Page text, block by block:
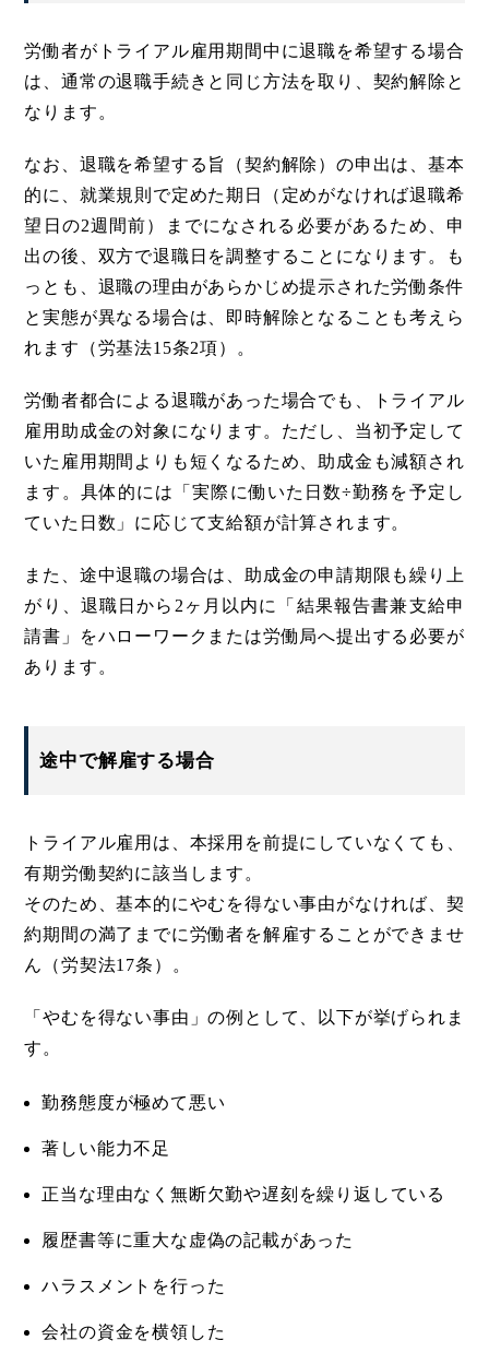
労働者がトライアル雇用期間中に退職を希望する場合
は、通常の退職手続きと同じ方法を取り、契約解除と
なります。
なお、退職を希望する旨（契約解除）の申出は、基本
的に、就業規則で定めた期日（定めがなければ退職希
望日の2週間前）までになされる必要があるため、申
出の後、双方で退職日を調整することになります。も
っとも、退職の理由があらかじめ提示された労働条件
と実態が異なる場合は、即時解除となることも考えら
れます（労基法15条2項）。
労働者都合による退職があった場合でも、トライアル
雇用助成金の対象になります。ただし、当初予定して
いた雇用期間よりも短くなるため、助成金も減額され
ます。具体的には「実際に働いた日数÷勤務を予定し
ていた日数」に応じて支給額が計算されます。
また、途中退職の場合は、助成金の申請期限も繰り上
がり、退職日から2ヶ月以内に「結果報告書兼支給申
請書」をハローワークまたは労働局へ提出する必要が
あります。
途中で解雇する場合
トライアル雇用は、本採用を前提にしていなくても、
有期労働契約に該当します。
そのため、基本的にやむを得ない事由がなければ、契
約期間の満了までに労働者を解雇することができませ
ん（労契法17条）。
「やむを得ない事由」の例として、以下が挙げられま
す。
勤務態度が極めて悪い
著しい能力不足
正当な理由なく無断欠勤や遅刻を繰り返している
履歴書等に重大な虚偽の記載があった
ハラスメントを行った
会社の資金を横領した